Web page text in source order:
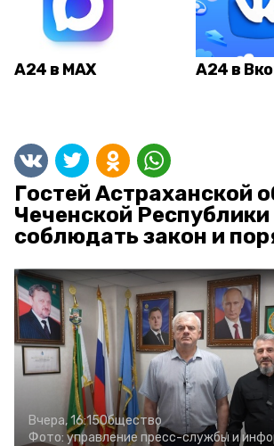
А24 в MAX А24 в
Гостей Астраханской
Чеченской
соблюдать закон и
Вчера, 16:15Общество
Фото: управление пресс-службы и